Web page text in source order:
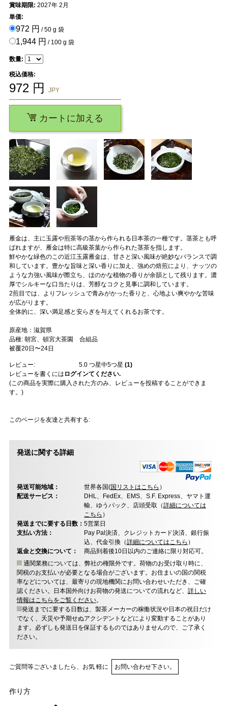
雁金は、主に玉露や煎茶等の茎から作られる日本茶の一種です。茎茶とも呼
ばれますが、雁金は特に高級茶葉から作られた茎茶を指します。
鮮やかな緑色のこの近江玉露雁金は、甘さと深い風味が絶妙なバランスで調
和しています。豊かな旨味と深い香りに加え、強めの焙煎により、ナッツの
ような力強い風味が際立ち、ほのかな植物の香りが余韻として残ります。濃
厚でシルキーな口当たりは、芳醇なコクと見事に調和しています。
2煎目では、よりフレッシュで青みがかった香りと、心地よい爽やかな苦味
が広がります。
全体的に、深い満足感と安らぎを与えてくれるお茶です。
原産地：滋賀県
品種: 朝宮、頓宮大茶園 合組品
被覆20日〜24日
レビュー: 5.0つ星中5つ星 (1)
レビューを書くには ログインてください.
(この商品を実際に購入された方のみ、レビューを投稿することができま
す。)
このページを友達と共有する:
賞味期限: 2027年 2月
単価:
972 円 / 50 g 袋
1,944 円 / 100 g 袋
数量:
税込価格:
972円 JPY
カートに加える
発送に関する詳細
発送可能地域： 世界各国(国リストはこちら ）
配送サービス：
DHL、FedEx、EMS、S.F. Express、ヤマト運
輸、ゆうパック、店頭受取（詳細については
こちら ）
発送までに要する日数： 5営業日
支払い方法：
Pay Pal決済、クレジットカード決済、銀行振
込、代金引換（詳細についてはこちら ）
返金と交換について：
商品到着後10日以内のご連絡に限り対応可。
通関業務については、弊社の権限外です。荷物のお受け取り時に、
関税のお支払いが必要となる場合がございます。お住まいの国の関税
率などについては、最寄りの現地機関にお問い合わせいただき、ご確
認ください。日本国外向けお荷物の発送についての流れなど、 詳しい
情報はこちらをご覧ください。
発送までに要する日数は、製茶メーカーの稼働状況や日本の祝日だけ
でなく、天災や予期せぬアクシデントなどにより変動することがあり
ます。必ずしも発送日を保証するものではありませんので、ご了承く
ださい。
ご質問等ございましたら、お気 軽に お問い合わせ下さい。
作り方